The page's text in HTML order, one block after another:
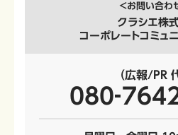
＜お問い合わ
クラシエ株
コーポレートコミュ
（広報/PR